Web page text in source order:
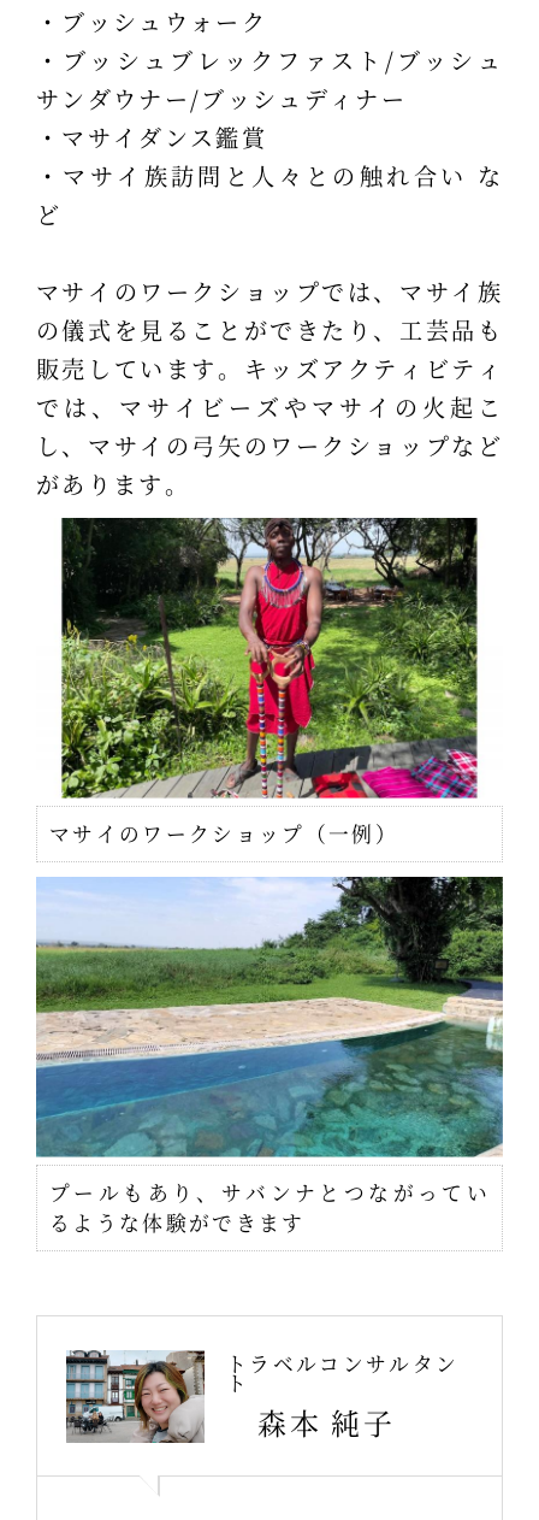
・ブッシュウォーク
・ブッシュブレックファスト/ブッシュ
サンダウナー/ブッシュディナー
・マサイダンス鑑賞
・マサイ族訪問と人々との触れ合い な
ど
マサイのワークショップでは、マサイ族
の儀式を見ることができたり、工芸品も
販売しています。キッズアクティビティ
では、マサイビーズやマサイの火起こ
し、マサイの弓矢のワークショップなど
があります。
マサイのワークショップ（一例）
プールもあり、サバンナとつながってい
るような体験ができます
トラベルコンサルタン
ト
森本 純子